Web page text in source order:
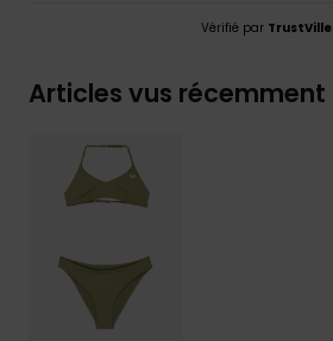
Vérifié par TrustVille
Articles vus récemment